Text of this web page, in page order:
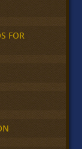
FOR